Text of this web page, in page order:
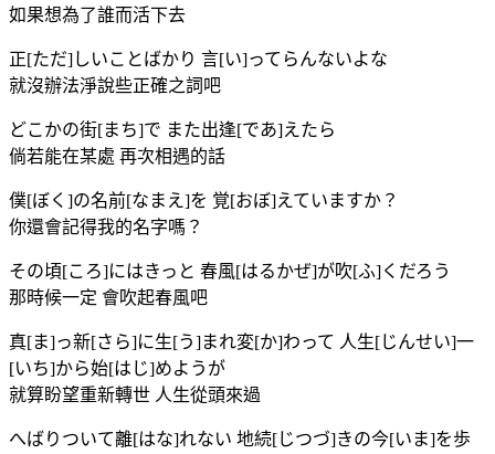
如果想為了誰而活下去
正[ただ]しいことばかり 言[い]ってらんないよな
就沒辦法淨說些正確之詞吧
どこかの街[まち]で また出逢[であ]えたら
倘若能在某處 再次相遇的話
僕[ぼく]の名前[なまえ]を 覚[おぼ]えていますか？
你還會記得我的名字嗎？
その頃[ころ]にはきっと 春風[はるかぜ]が吹[ふ]くだろう
那時候一定 會吹起春風吧
真[ま]っ新[さら]に生[う]まれ変[か]わって 人生[じんせい]一
[いち]から始[はじ]めようが
就算盼望重新轉世 人生從頭來過
へばりついて離[はな]れない 地続[じつづ]きの今[いま]を歩